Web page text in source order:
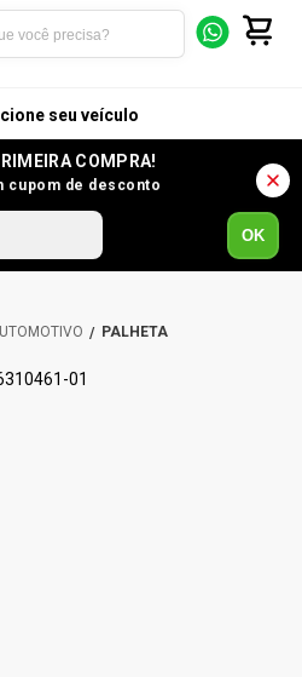
seu veículo
COMPRA!
cupom de desconto
OK
PALHETA